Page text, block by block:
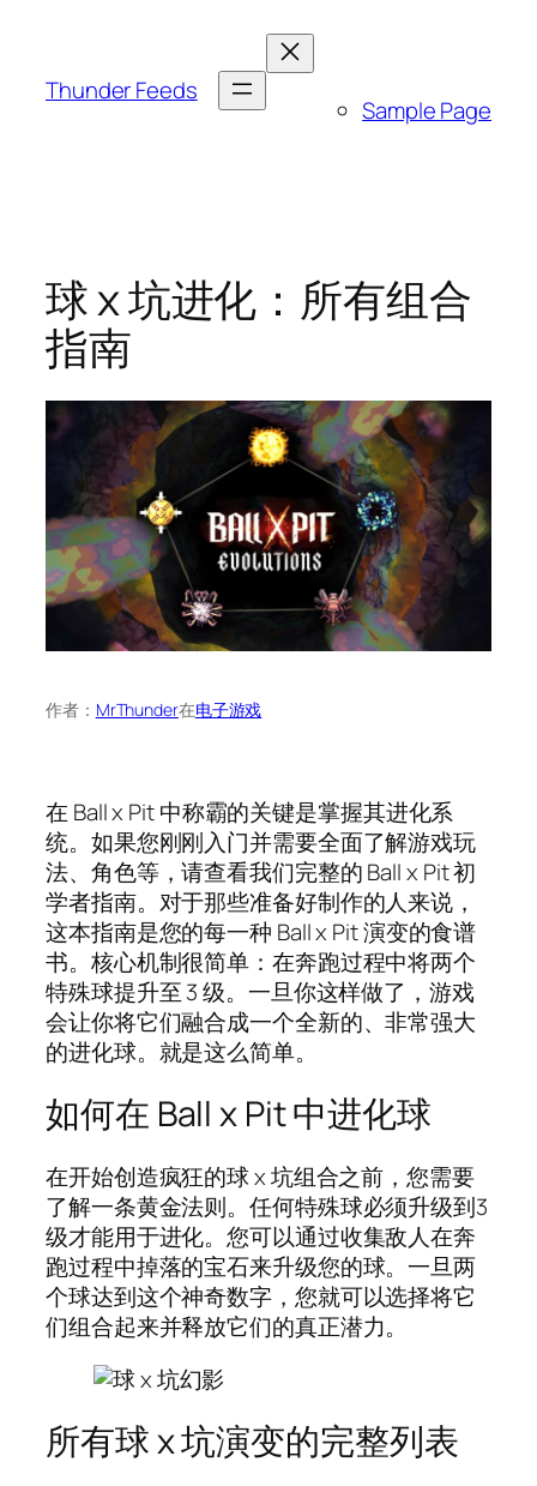
Thunder Feeds
Sample Page
球 x 坑进化：所有组合
指南
作者： MrThunder在电子游戏
在 Ball x Pit 中称霸的关键是掌握其进化系
统。如果您刚刚入门并需要全面了解游戏玩
法、角色等，请查看我们完整的 Ball x Pit 初
学者指南。对于那些准备好制作的人来说，
这本指南是您的每一种 Ball x Pit 演变的食谱
书。核心机制很简单：在奔跑过程中将两个
特殊球提升至 3 级。一旦你这样做了，游戏
会让你将它们融合成一个全新的、非常强大
的进化球。就是这么简单。
如何在 Ball x Pit 中进化球
在开始创造疯狂的球 x 坑组合之前，您需要
了解一条黄金法则。任何特殊球必须升级到3
级才能用于进化。您可以通过收集敌人在奔
跑过程中掉落的宝石来升级您的球。一旦两
个球达到这个神奇数字，您就可以选择将它
们组合起来并释放它们的真正潜力。
所有球 x 坑演变的完整列表